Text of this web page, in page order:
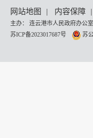
网站地图 | 内容保障 |
主办： 连云港市人民政府办
苏ICP备2023017687号
苏